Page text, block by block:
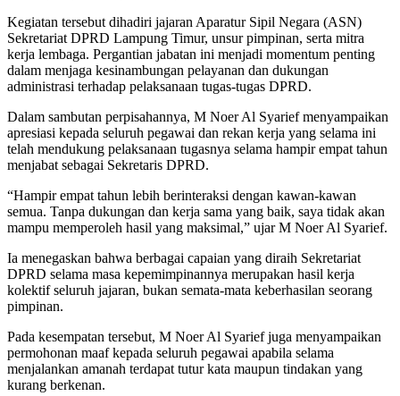
Kegiatan tersebut dihadiri jajaran Aparatur Sipil Negara (ASN)
Sekretariat DPRD Lampung Timur, unsur pimpinan, serta mitra
kerja lembaga. Pergantian jabatan ini menjadi momentum penting
dalam menjaga kesinambungan pelayanan dan dukungan
administrasi terhadap pelaksanaan tugas-tugas DPRD.
Dalam sambutan perpisahannya, M Noer Al Syarief menyampaikan
apresiasi kepada seluruh pegawai dan rekan kerja yang selama ini
telah mendukung pelaksanaan tugasnya selama hampir empat tahun
menjabat sebagai Sekretaris DPRD.
“Hampir empat tahun lebih berinteraksi dengan kawan-kawan
semua. Tanpa dukungan dan kerja sama yang baik, saya tidak akan
mampu memperoleh hasil yang maksimal,” ujar M Noer Al Syarief.
Ia menegaskan bahwa berbagai capaian yang diraih Sekretariat
DPRD selama masa kepemimpinannya merupakan hasil kerja
kolektif seluruh jajaran, bukan semata-mata keberhasilan seorang
pimpinan.
Pada kesempatan tersebut, M Noer Al Syarief juga menyampaikan
permohonan maaf kepada seluruh pegawai apabila selama
menjalankan amanah terdapat tutur kata maupun tindakan yang
kurang berkenan.